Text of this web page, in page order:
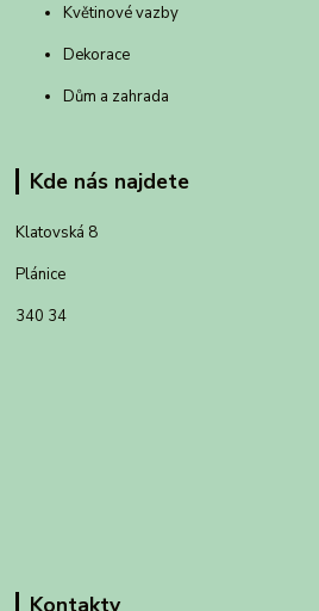
Květinové vazby
Dekorace
Dům a zahrada
Kde nás najdete
Klatovská 8
Plánice
340 34
Kontakty